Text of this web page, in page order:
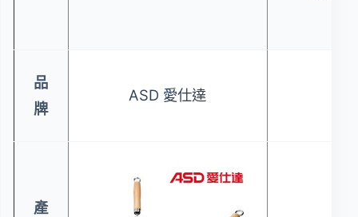
品
牌
ASD 愛仕達
產